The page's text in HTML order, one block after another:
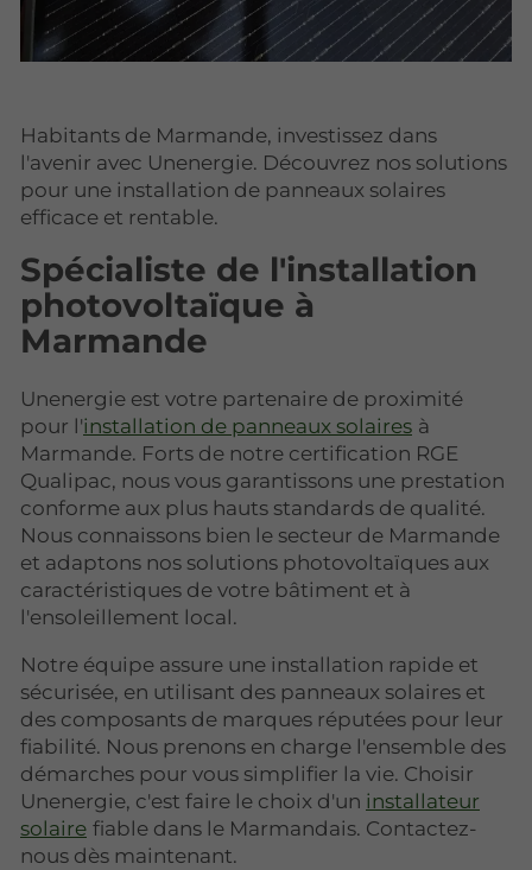
Habitants de Marmande, investissez dans
l'avenir avec Unenergie. Découvrez nos solutions
pour une installation de panneaux solaires
efficace et rentable.
Spécialiste de l'installation
photovoltaïque à
Marmande
Unenergie est votre partenaire de proximité
pour l'installation de panneaux solaires à
Marmande. Forts de notre certification RGE
Qualipac, nous vous garantissons une prestation
conforme aux plus hauts standards de qualité.
Nous connaissons bien le secteur de Marmande
et adaptons nos solutions photovoltaïques aux
caractéristiques de votre bâtiment et à
l'ensoleillement local.
Notre équipe assure une installation rapide et
sécurisée, en utilisant des panneaux solaires et
des composants de marques réputées pour leur
fiabilité. Nous prenons en charge l'ensemble des
démarches pour vous simplifier la vie. Choisir
Unenergie, c'est faire le choix d'un installateur
solaire fiable dans le Marmandais. Contactez-
nous dès maintenant.